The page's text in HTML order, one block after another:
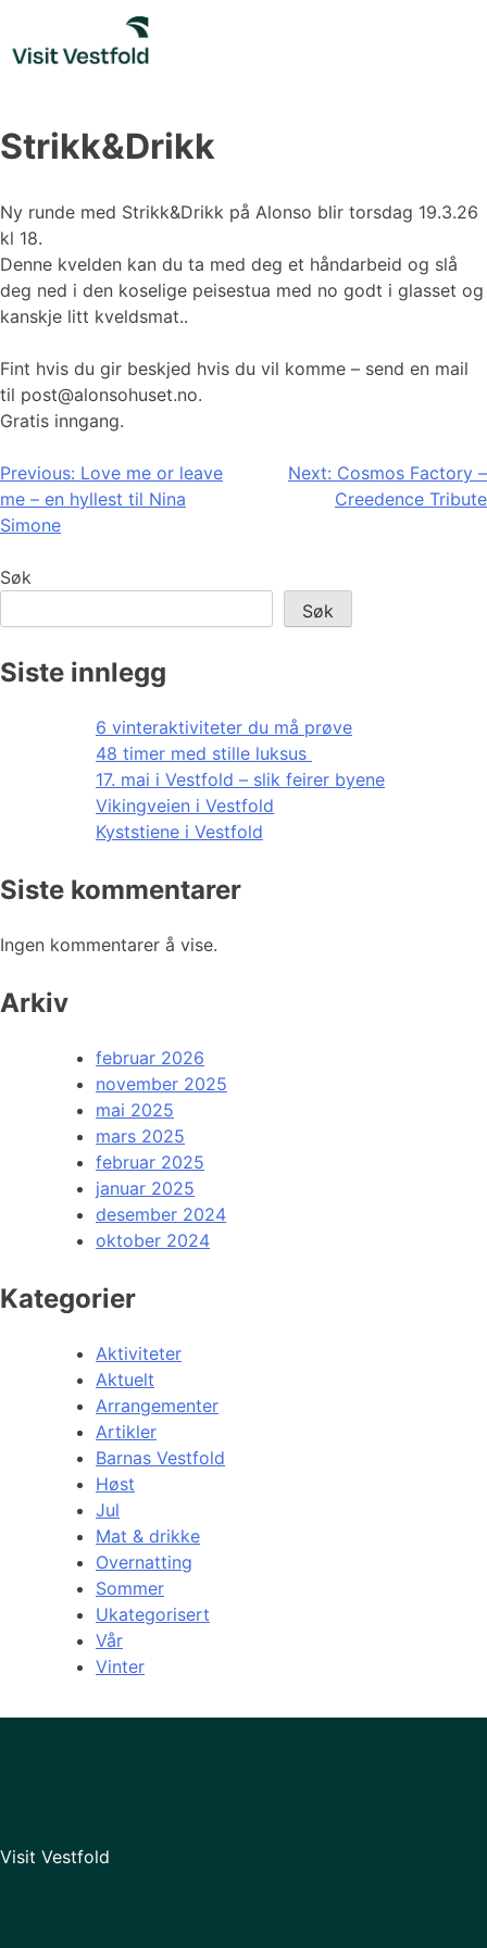
content
Strikk&Drikk
Ny runde med Strikk&Drikk på Alonso blir torsdag 19.3.26
kl 18.
Denne kvelden kan du ta med deg et håndarbeid og slå
deg ned i den koselige peisestua med no godt i glasset og
kanskje litt kveldsmat..
Fint hvis du gir beskjed hvis du vil komme – send en mail
til post@alonsohuset.no.
Gratis inngang.
Innleggsnavigasjon
Previous: Love me or leave
me – en hyllest til Nina
Simone
Next: Cosmos Factory –
Creedence Tribute
Søk
Søk
Siste innlegg
6 vinteraktiviteter du må prøve
48 timer med stille luksus
17. mai i Vestfold – slik feirer byene
Vikingveien i Vestfold
Kyststiene i Vestfold
Siste kommentarer
Ingen kommentarer å vise.
Arkiv
februar 2026
november 2025
mai 2025
mars 2025
februar 2025
januar 2025
desember 2024
oktober 2024
Kategorier
Aktiviteter
Aktuelt
Arrangementer
Artikler
Barnas Vestfold
Høst
Jul
Mat & drikke
Overnatting
Sommer
Ukategorisert
Vår
Vinter
Visit Vestfold